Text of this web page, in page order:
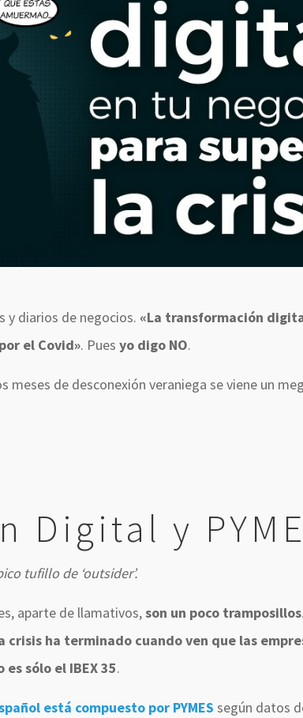
y diarios de negocios. «La transformación
el Covid». Puesyo digo NO.
meses de desconexión veraniega se viene un
Digital y PYME
tufillo de ‘outsider’.
aparte de llamativos,son un poco tramposillos
ha terminado cuando ven que las
es sólo el IBEX 35.
está compuesto por PYMES según datos